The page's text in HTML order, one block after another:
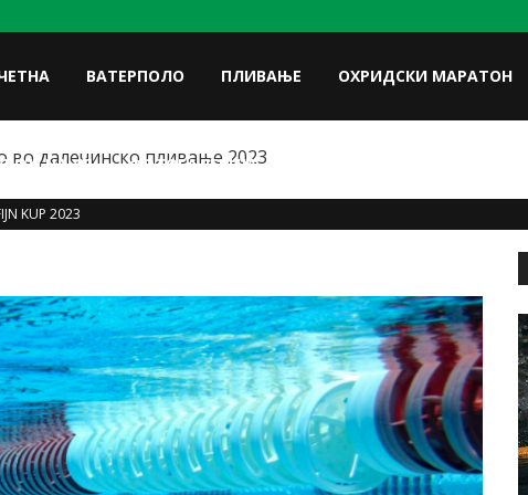
ВАТЕРПОЛО ПЛИВАЊЕ ОХРИДСКИ МАРАТОН
НА УП ФОТОГАЛЕРИЈА
во далечинско пливање 2023
KUP 2023